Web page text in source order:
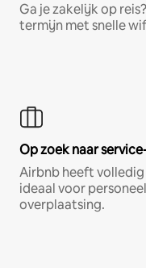
Ga je zakelijk op
termijn met snelle
Op zoek naar
Airbnb heeft
ideaal voor
overplaatsing.